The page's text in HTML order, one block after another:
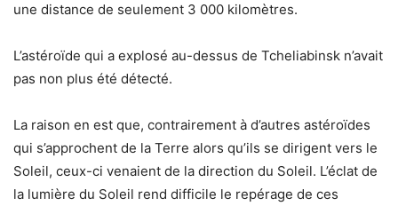
une distance de seulement 3 000 kilomètres.
L’astéroïde qui a explosé au-dessus de Tcheliabinsk n’avait
pas non plus été détecté.
La raison en est que, contrairement à d’autres astéroïdes
qui s’approchent de la Terre alors qu’ils se dirigent vers le
Soleil, ceux-ci venaient de la direction du Soleil. L’éclat de
la lumière du Soleil rend difficile le repérage de ces